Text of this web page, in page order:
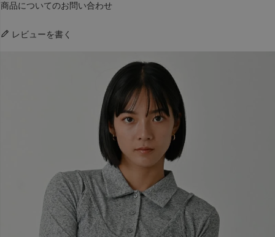
商品についてのお問い合わせ
レビューを書く